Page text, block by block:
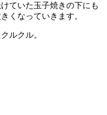
ていた玉子焼きの下にも
くなっていきます。
ルクル。